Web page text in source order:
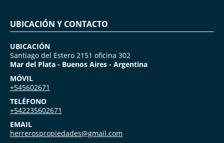
UBICACIÓN Y CONTACTO
UBICACIÓN
Santiago del Estero 2151 oficina 302
Mar del Plata - Buenos Aires - Argentina
MÓVIL
+545602671
TELÉFONO
+542235602671
EMAIL
herrerospropiedades@gmail.com